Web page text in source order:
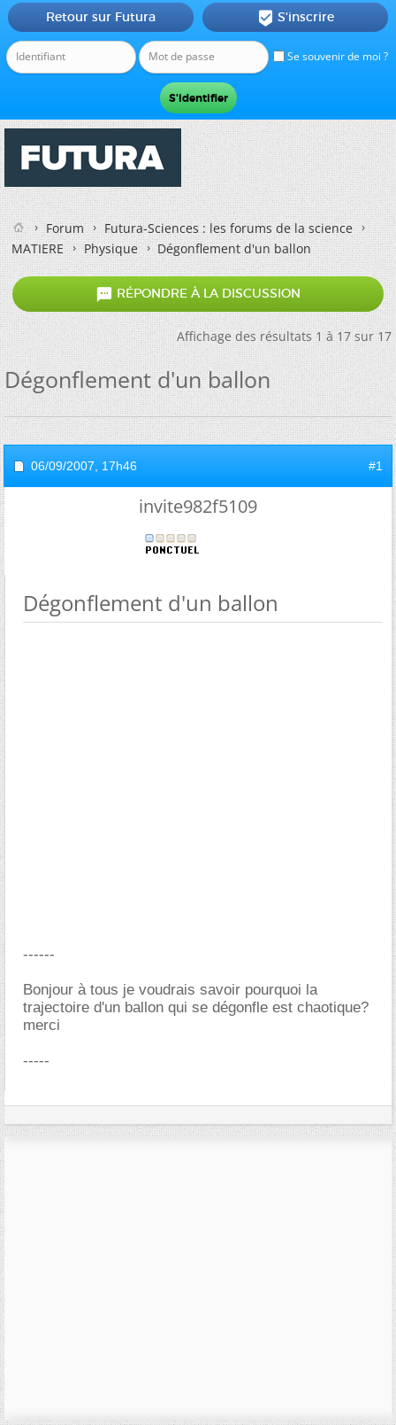
Se souvenir de moi ?
Retour sur Futura  S'inscrire
Forum
Futura-Sciences : les forums de la science
MATIERE
Physique Dégonflement d'un ballon
 RÉPONDRE À LA DISCUSSION
Affichage des résultats 1 à 17 sur 17
Dégonflement d'un ballon
06/09/2007, 17h46 #1
invite982f5109
Dégonflement d'un ballon
------
Bonjour à tous je voudrais savoir pourquoi la
trajectoire d'un ballon qui se dégonfle est chaotique?
merci
-----